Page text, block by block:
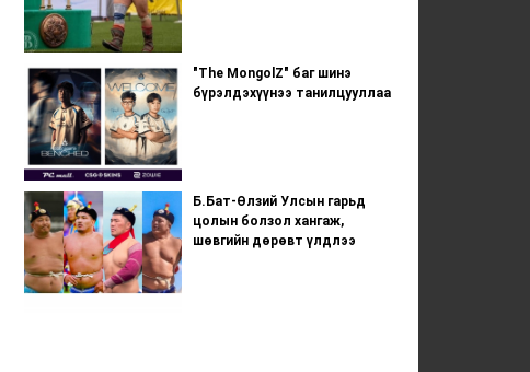
"The MongolZ" баг шинэ
бүрэлдэхүүнээ танилцууллаа
Б.Бат-Өлзий Улсын гарьд
цолын болзол хангаж,
шөвгийн дөрөвт үлдлээ